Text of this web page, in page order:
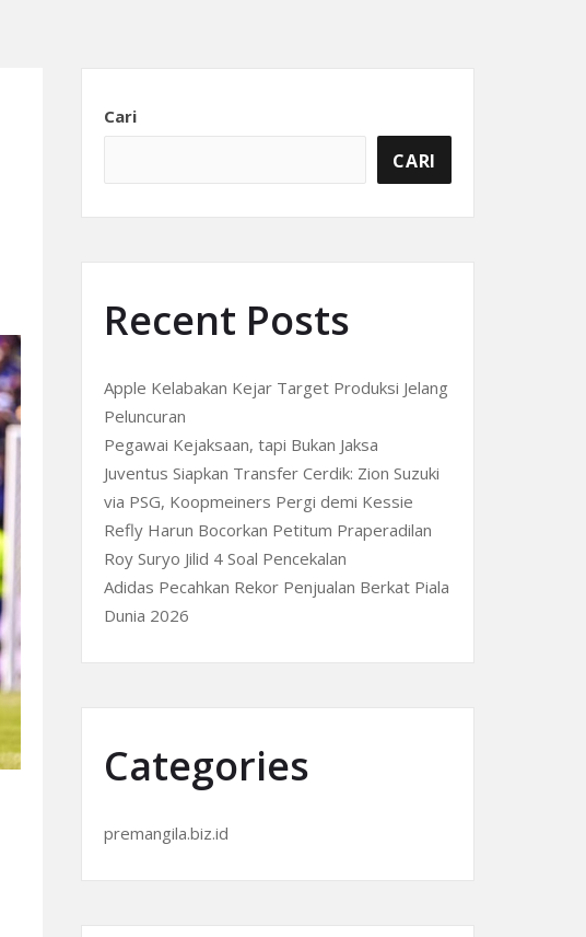
Cari
CARI
Recent Posts
Apple Kelabakan Kejar Target Produksi Jelang
Peluncuran
Pegawai Kejaksaan, tapi Bukan Jaksa
Juventus Siapkan Transfer Cerdik: Zion Suzuki
via PSG, Koopmeiners Pergi demi Kessie
Refly Harun Bocorkan Petitum Praperadilan
Roy Suryo Jilid 4 Soal Pencekalan
Adidas Pecahkan Rekor Penjualan Berkat Piala
Dunia 2026
Categories
premangila.biz.id